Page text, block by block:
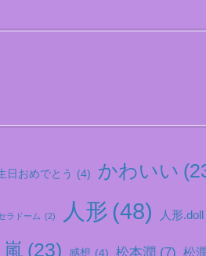
日おめでとう (4) かわいい
ラドーム (2) 人形 (48) 人形.doll
嵐 (23) 感想 (4) 松本潤 (7) 松潤